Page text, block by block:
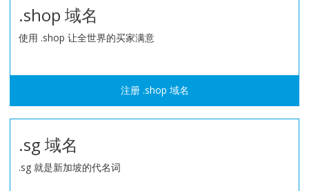
.shop 域名
使用 .shop 让全世界的买家满意
注册 .shop 域名
.sg 域名
.sg 就是新加坡的代名词